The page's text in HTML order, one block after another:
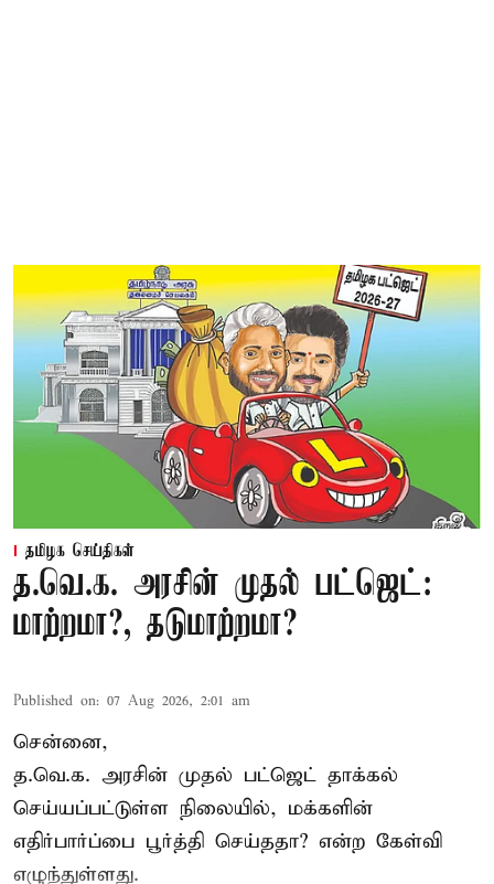
தமிழக செய்திகள்
த.வெ.க. அரசின் முதல் பட்ஜெட்:
மாற்றமா?, தடுமாற்றமா?
Published on: 07 Aug 2026, 2:01 am
சென்னை,
த.வெ.க. அரசின் முதல் பட்ஜெட் தாக்கல்
செய்யப்பட்டுள்ள நிலையில், மக்களின்
எதிர்பார்ப்பை பூர்த்தி செய்ததா? என்ற கேள்வி
எழுந்துள்ளது.